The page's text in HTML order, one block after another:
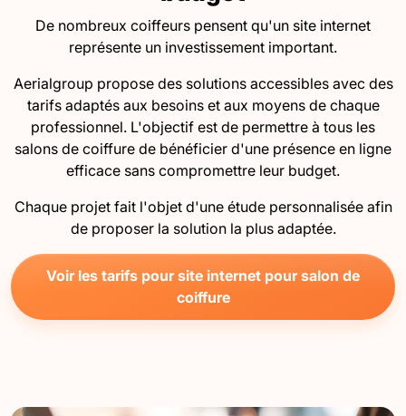
De nombreux coiffeurs pensent qu'un site internet
représente un investissement important.
Aerialgroup propose des solutions accessibles avec des
tarifs adaptés aux besoins et aux moyens de chaque
professionnel. L'objectif est de permettre à tous les
salons de coiffure de bénéficier d'une présence en ligne
efficace sans compromettre leur budget.
Chaque projet fait l'objet d'une étude personnalisée afin
de proposer la solution la plus adaptée.
Voir les tarifs pour site internet pour salon de
coiffure